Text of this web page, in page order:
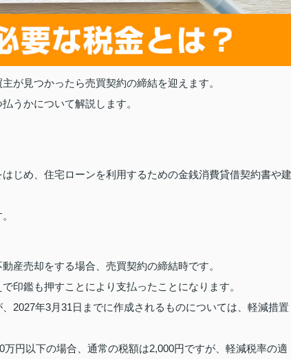
が見つかったら売買契約の締結を迎えます。
うかについて解説します。
じめ、住宅ローンを利用するための金銭消費貸借契約書や建
産売却をする場合、売買契約の締結時です。
印鑑も押すことにより支払ったことになります。
2027年3月31日までに作成されるものについては、軽減措置
円以下の場合、通常の税額は2,000円ですが、軽減税率の適